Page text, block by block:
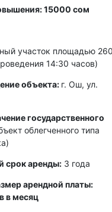
15000 сом
участок площадью 260
14:30 часов)
объекта: г. Ош, ул.
государственного
облегченного типа
срок аренды: 3 года
арендной платы:
в месяц